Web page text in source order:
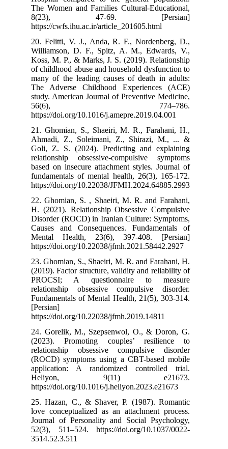
The Women
8(23),
20. Felitti, V.
Williamson,
Koss, M. P., &
of childhood
many of the
The Adverse
study.
21.
Ahmadi, Z.,
Goli, Z. S.
relationship
based on
fundamentals
https://doi.org/
22. Ghomian,
H. (2021).
Disorder
Causes and
Mental
https://doi.org/
23. Ghomian,
(2019). Factor
PROCSI; A
relationship
Fundamentals
24. Gorelik,
(2023).
relationship
(ROCD)
application:
https://doi.org/
25. Hazan,
love
Journal of
52(3),